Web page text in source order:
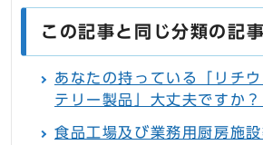
この記事と同じ分類の記事
あなたの持っている「リチ
テリー製品」大丈夫ですか？
食品工場及び業務用厨房施